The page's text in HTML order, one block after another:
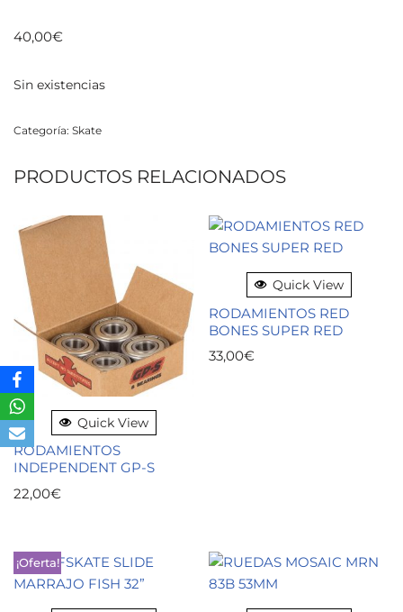
40,00€
Sin existencias
Categoría: Skate
PRODUCTOS RELACIONADOS
Quick View
RODAMIENTOS
INDEPENDENT GP-S
22,00€
Quick View
RODAMIENTOS RED
BONES SUPER RED
33,00€
¡Oferta!